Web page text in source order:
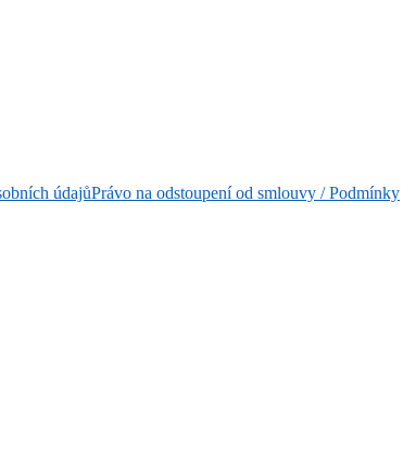
údajůPrávo na odstoupení od smlouvy / Podmínky